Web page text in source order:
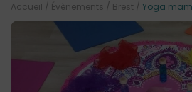
Accueil / Évènements / Brest / Yoga